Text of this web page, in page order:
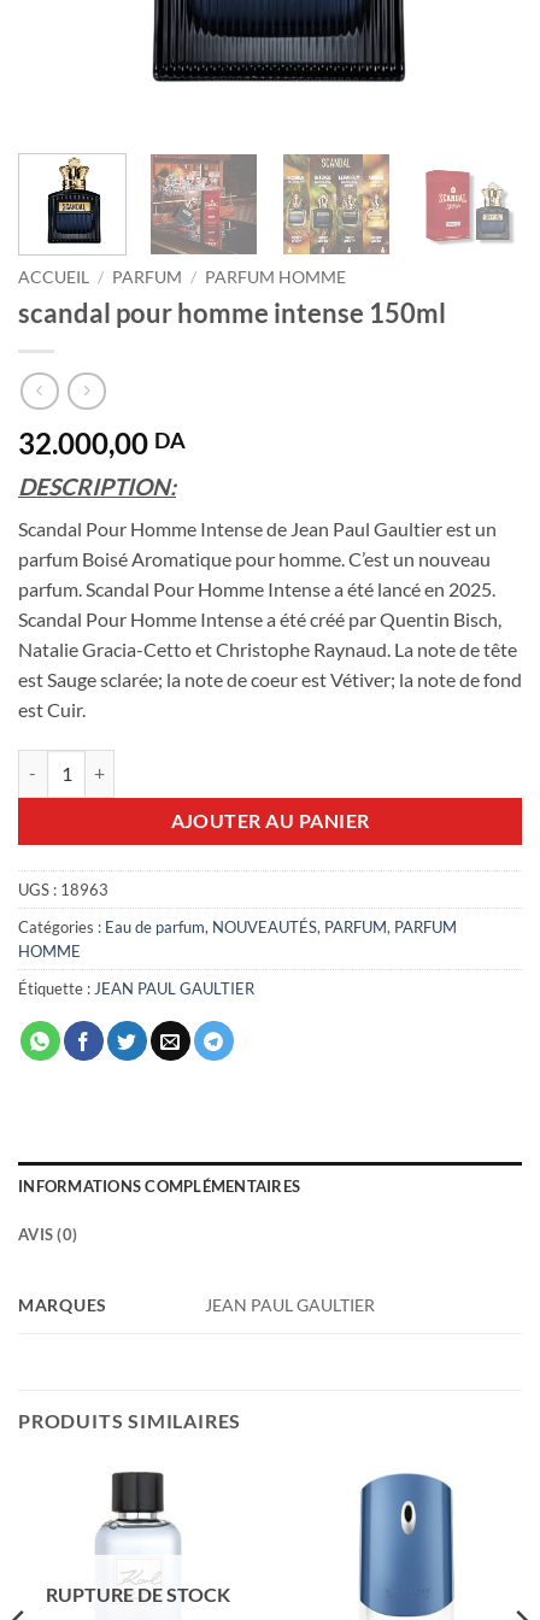
ACCUEIL / PARFUM / PARFUM HOMME
scandal pour homme intense 150ml
32.000,00 DA
DESCRIPTION:
Scandal Pour Homme Intense de Jean Paul Gaultier est un
parfum Boisé Aromatique pour homme. C’est un nouveau
parfum. Scandal Pour Homme Intense a été lancé en 2025.
Scandal Pour Homme Intense a été créé par Quentin Bisch,
Natalie Gracia-Cetto et Christophe Raynaud. La note de tête
est Sauge sclarée; la note de coeur est Vétiver; la note de fond
est Cuir.
AJOUTER AU PANIER
UGS : 18963
Catégories : Eau de parfum, NOUVEAUTÉS, PARFUM, PARFUM
HOMME
Étiquette : JEAN PAUL GAULTIER
INFORMATIONS COMPLÉMENTAIRES
AVIS (0)
MARQUES JEAN PAUL GAULTIER
PRODUITS SIMILAIRES
RUPTURE DE STOCK